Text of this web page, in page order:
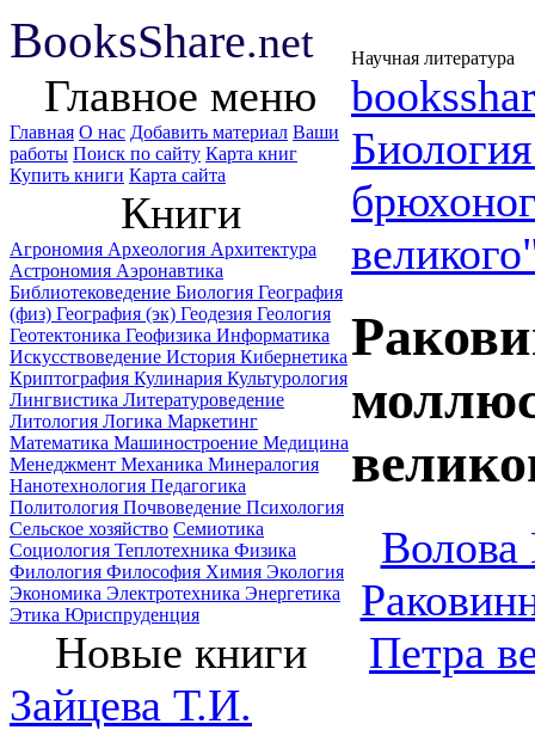
BooksShare.net Научная литература
Главное меню
Главная О нас Добавить материал Ваши
работы Поиск по сайту Карта книг
Купить книги Карта сайта
Книги
Агрономия Археология Архитектура
Астрономия Аэронавтика
Библиотековедение Биология География
(физ) География (эк) Геодезия Геология
Геотектоника Геофизика Информатика
Искусствоведение История Кибернетика
Криптография Кулинария Культурология
Лингвистика Литературоведение
Литология Логика Маркетинг
Математика Машиностроение Медицина
Менеджмент Механика Минералогия
Нанотехнология Педагогика
Политология Почвоведение Психология
Сельское хозяйство Семиотика
Социология Теплотехника Физика
Филология Философия Химия Экология
Экономика Электротехника Энергетика
Этика Юриспруденция
Новые книги
Зайцева Т.И.
Петра